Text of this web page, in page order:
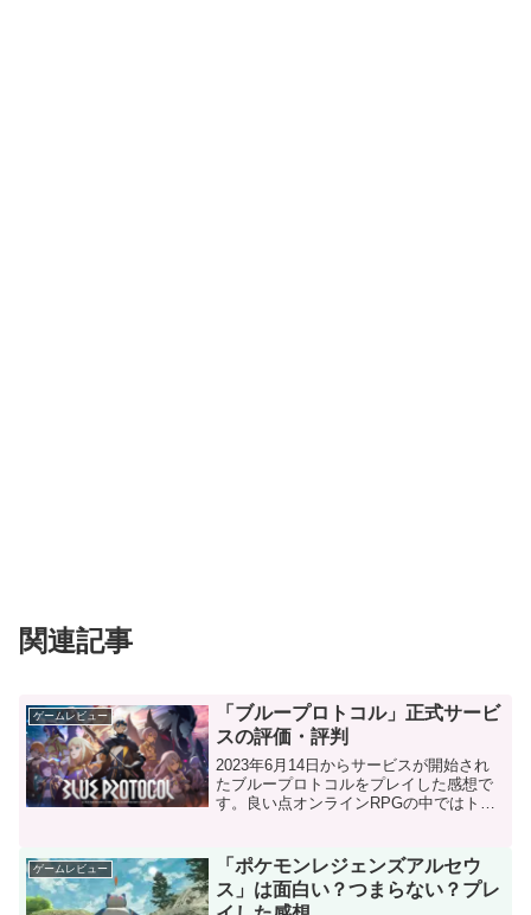
関連記事
ゲームレビュー
「ブループロトコル」正式サービ
スの評価・評判
2023年6月14日からサービスが開始され
たブループロトコルをプレイした感想で
す。良い点オンラインRPGの中ではトッ
ーがフルボイスではないアドベンチャー
ボードでやらなけ...
ゲームレビュー
「ポケモンレジェンズアルセウ
ス」は面白い？つまらない？プレ